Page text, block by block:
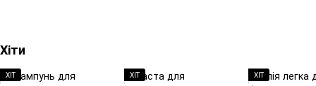
Хіти
ХІТ ХІТ ХІТ